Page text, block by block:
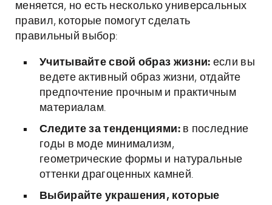
меняется, но есть несколько универсальных
правил, которые помогут сделать
правильный выбор:
Учитывайте свой образ жизни: если вы
ведете активный образ жизни, отдайте
предпочтение прочным и практичным
материалам.
Следите за тенденциями:в последние
годы в моде минимализм,
геометрические формы и натуральные
оттенки драгоценных камней.
Выбирайте украшения, которые